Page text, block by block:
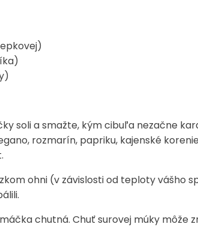
soli a smažte, kým cibuľa nezačne
rozmarín, papriku, kajenské
ohni (v závislosti od teploty vášho
chutná. Chuť surovej múky môže